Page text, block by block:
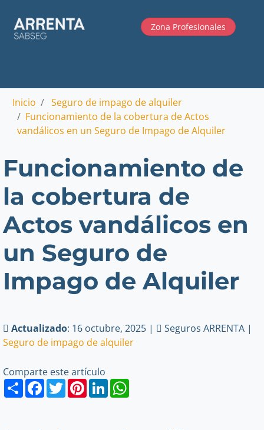
Zona Profesionales
Inicio
Seguro de impago de alquiler
Funcionamiento de la cobertura de Actos
vandálicos en un Seguro de Impago de Alquiler
Funcionamiento de
la cobertura de
Actos vandálicos en
un Seguro de
Impago de Alquiler
Actualizado: 16 octubre, 2025 |
Seguros ARRENTA |
Seguro de impago de alquiler
Comparte este artículo
ShareFacebook
TwitterPinterest
LinkedIn